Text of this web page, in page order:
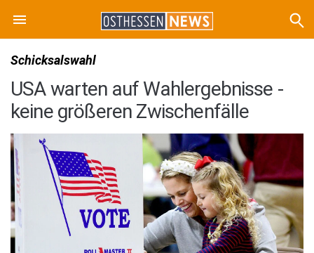
Schicksalswahl
USA warten auf Wahlergebnisse -
keine größeren Zwischenfälle